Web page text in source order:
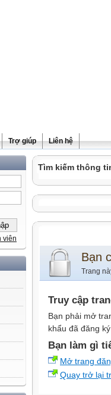
Trợ giúp Liên hệ
viên
Tìm kiếm thông
Bạn
Trang
Truy cập
Bạn phải mở
khẩu đã đăng
Bạn làm gì
Mở trang
Quay trở lại